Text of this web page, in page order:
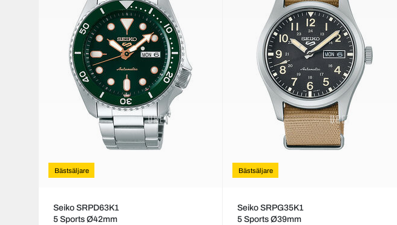
Bästsäljare
Seiko SRPD63K1
5 Sports Ø42mm
Bästsäljare
Seiko SRPG35K1
5 Sports Ø39mm